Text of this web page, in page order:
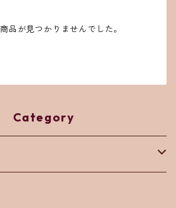
品が見つかりませんでした。
Category